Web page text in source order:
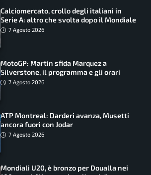
Calciomercato, crollo degli italiani in
Serie A: altro che svolta dopo il Mondiale
7 Agosto 2026
MotoGP: Martin sfida Marquez a
Silverstone, il programma e gli orari
7 Agosto 2026
ATP Montreal: Darderi avanza, Musetti
ancora fuori con Jodar
7 Agosto 2026
Mondiali U20, è bronzo per Doualla nei